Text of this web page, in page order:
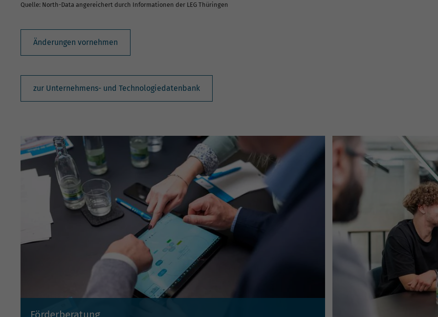
Quelle: North-Data angereichert durch Informationen der LEG Thüringen
Änderungen vornehmen
zur Unternehmens- und Technologiedatenbank